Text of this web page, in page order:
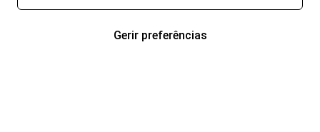
Gerir preferências